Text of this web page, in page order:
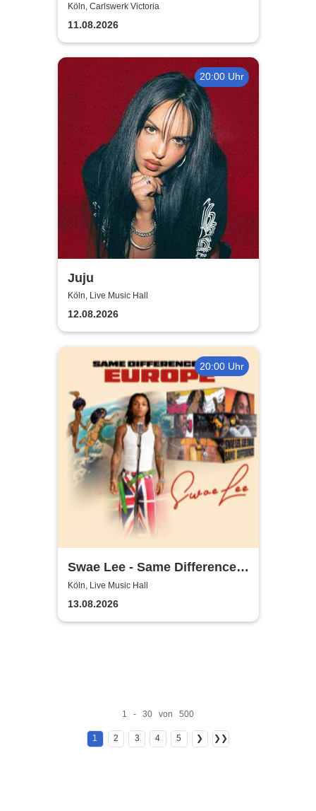
Köln, Carlswerk Victoria
11.08.2026
20:00 Uhr
Juju
Köln, Live Music Hall
12.08.2026
20:00 Uhr
Swae Lee - Same Difference
Tour Europe
Köln, Live Music Hall
13.08.2026
1 - 30 von 500
1 2 3 4 5 ❯ ❯❯